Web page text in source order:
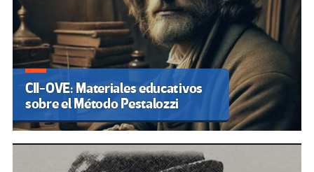
CII-OVE: Materiales educativos
sobre el Método Pestalozzi